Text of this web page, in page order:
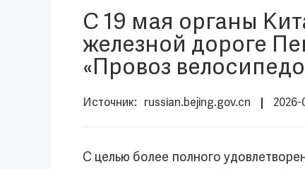
С 19 мая органы
железной дороге
«Провоз
russian.bejing.gov.cn 2026-
С целью более полного